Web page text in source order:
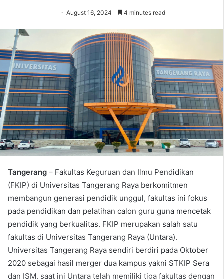
August 16, 2024 4 minutes read
Tangerang – Fakultas Keguruan dan Ilmu Pendidikan
(FKIP) di Universitas Tangerang Raya berkomitmen
membangun generasi pendidik unggul, fakultas ini fokus
pada pendidikan dan pelatihan calon guru guna mencetak
pendidik yang berkualitas. FKIP merupakan salah satu
fakultas di Universitas Tangerang Raya (Untara).
Universitas Tangerang Raya sendiri berdiri pada Oktober
2020 sebagai hasil merger dua kampus yakni STKIP Sera
dan ISM, saat ini Untara telah memiliki tiga fakultas dengan